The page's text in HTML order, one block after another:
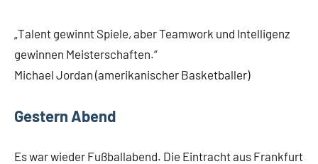
„Talent gewinnt Spiele, aber Teamwork und Intelligenz
gewinnen Meisterschaften.“
Michael Jordan (amerikanischer Basketballer)
Gestern Abend
Es war wieder Fußballabend. Die Eintracht aus Frankfurt